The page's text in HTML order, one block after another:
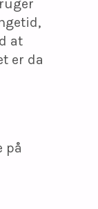
at
er da
på